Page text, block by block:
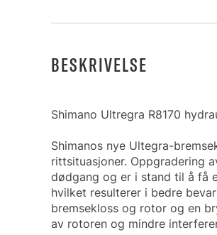
BESKRIVELSE
Shimano Ultregra R8170
Shimanos nye Ultegra-
rittsituasjoner. Oppgradering
dødgang og er i stand til å få
hvilket resulterer i bedre
bremsekloss og rotor og en
av rotoren og mindre